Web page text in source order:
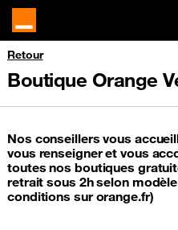
Retour
Boutique Orange
Nos conseillers vous
vous renseigner et vous
toutes nos boutiques
retrait sous 2h selon
conditions sur orange.fr)